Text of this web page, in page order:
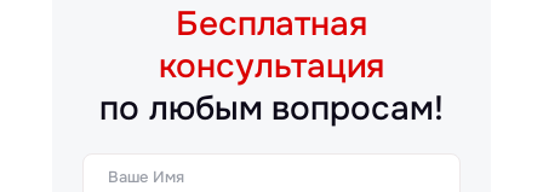
Бесплатная
консультация
по любым вопросам!
Ваше Имя